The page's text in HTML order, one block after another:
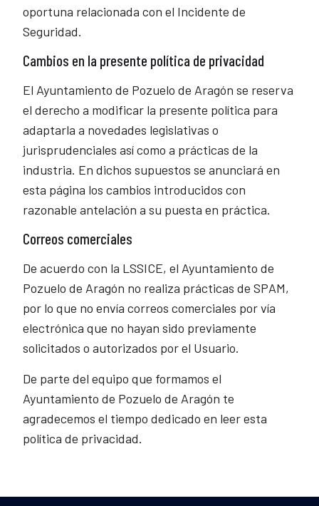
oportuna relacionada con el Incidente de
Seguridad.
Cambios en la presente política de privacidad
El Ayuntamiento de Pozuelo de Aragón se reserva
el derecho a modificar la presente política para
adaptarla a novedades legislativas o
jurisprudenciales así como a prácticas de la
industria. En dichos supuestos se anunciará en
esta página los cambios introducidos con
razonable antelación a su puesta en práctica.
Correos comerciales
De acuerdo con la LSSICE, el Ayuntamiento de
Pozuelo de Aragón no realiza prácticas de SPAM,
por lo que no envía correos comerciales por vía
electrónica que no hayan sido previamente
solicitados o autorizados por el Usuario.
De parte del equipo que formamos el
Ayuntamiento de Pozuelo de Aragón te
agradecemos el tiempo dedicado en leer esta
política de privacidad.